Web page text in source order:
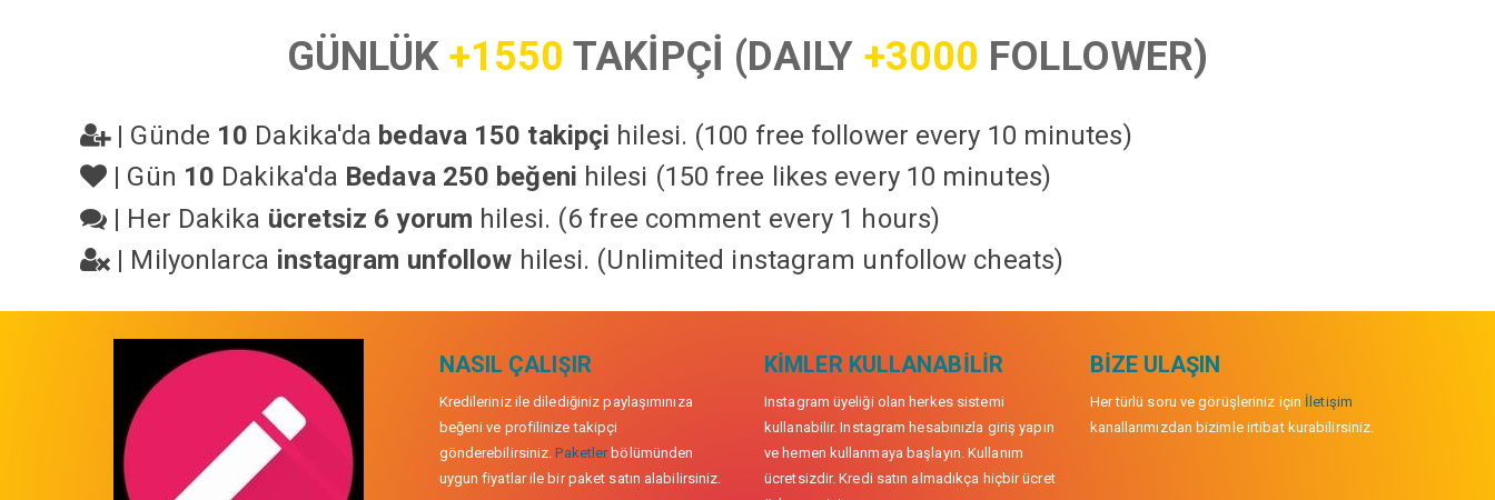
GÜNLÜK +1550 TAKİPÇİ (DAILY +3000 FOLLOWER)
| Günde 10 Dakika'da bedava 150 takipçi hilesi. (100 free follower every 10 minutes)
| Gün 10 Dakika'da Bedava 250 beğeni hilesi (150 free likes every 10 minutes)
| Her Dakika ücretsiz 6 yorum hilesi. (6 free comment every 1 hours)
| Milyonlarca instagram unfollow hilesi. (Unlimited instagram unfollow cheats)
NASIL ÇALIŞIR
Kredileriniz ile dilediğiniz paylaşımınıza
beğeni ve profilinize takipçi
gönderebilirsiniz.Paketlerbölümünden
uygun fiyatlar ile bir paket satın alabilirsiniz.
KIMLER KULLANABILIR
Instagram üyeliği olan herkes sistemi
kullanabilir. Instagram hesabınızla giriş yapın
ve hemen kullanmaya başlayın. Kullanım
ücretsizdir. Kredi satın almadıkça hiçbir ücret
BIZE ULAŞIN
Her türlü soru ve görüşleriniz için İletişim
kanallarımızdan bizimle irtibat kurabilirsiniz.